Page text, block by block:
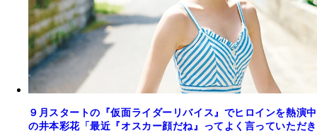
９月スタートの『仮面ライダーリバイス』でヒロインを熱演中
の井本彩花「最近『オスカー顔だね』ってよく言っていただき